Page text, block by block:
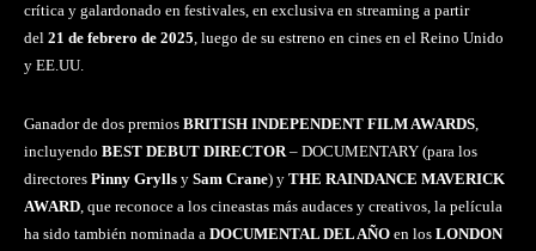
crítica y galardonado en festivales, en exclusiva en streaming a partir
del 21 de febrero de 2025, luego de su estreno en cines en el Reino Unido
y EE.UU.
Ganador de dos premios BRITISH INDEPENDENT FILM AWARDS,
incluyendo BEST DEBUT DIRECTOR– DOCUMENTARY (para los
directores Pinny Grylls y Sam Crane) y THE RAINDANCE MAVERICK
AWARD, que reconoce a los cineastas más audaces y creativos, la película
ha sido también nominada a DOCUMENTAL DEL AÑO en los LONDON